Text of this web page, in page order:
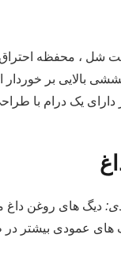
یک درام با
دیگ های روغن داغ
های عمودی بیشتر در